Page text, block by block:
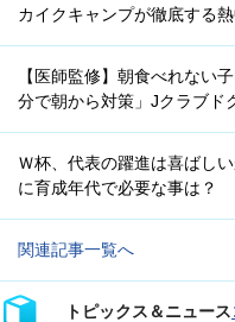
カイクキャンプが徹底する
【医師監修】朝食べれない
分で朝から対策」Jクラブド
Ｗ杯、代表の躍進は喜ばし
に育成年代で必要な事は？
関連記事一覧へ
トピックス＆ニュース